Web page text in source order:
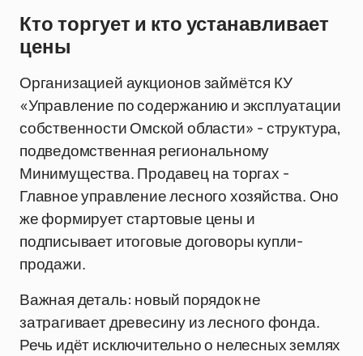
Кто торгует и кто устанавливает
цены
Организацией аукционов займётся КУ
«Управление по содержанию и эксплуатации
собственности Омской области» - структура,
подведомственная региональному
Минимущества. Продавец на торгах -
Главное управление лесного хозяйства. Оно
же формирует стартовые цены и
подписывает итоговые договоры купли-
продажи.
Важная деталь: новый порядок не
затрагивает древесину из лесного фонда.
Речь идёт исключительно о нелесных землях